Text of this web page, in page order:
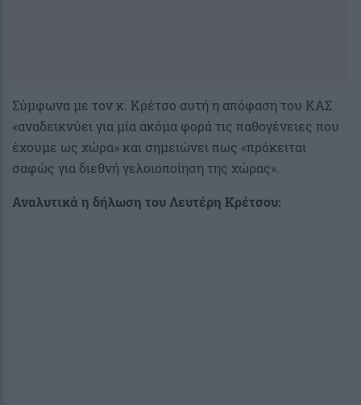
Σύμφωνα με τον κ. Κρέτσο αυτή η απόφαση του ΚΑΣ
«αναδεικνύει για μία ακόμα φορά τις παθογένειες που
έχουμε ως χώρα» και σημειώνει πως «πρόκειται
σαφώς για διεθνή γελοιοποίηση της χώρας».
Αναλυτικά η δήλωση του Λευτέρη Κρέτσου: